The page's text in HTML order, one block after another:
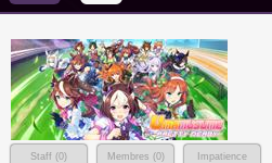
Staff (0) Membres (0)
Impatience